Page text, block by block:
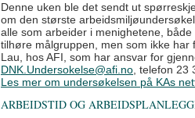
Denne uken ble det sendt ut
om den største
alle som arbeider i menighetene,
tilhøre målgruppen, men som ikke
Lau, hos AFI, som har ansvar for
DNK.Undersokelse@afi.no , telefon 23
Les mer om undersøkelsen på KAs
ARBEIDSTID OG